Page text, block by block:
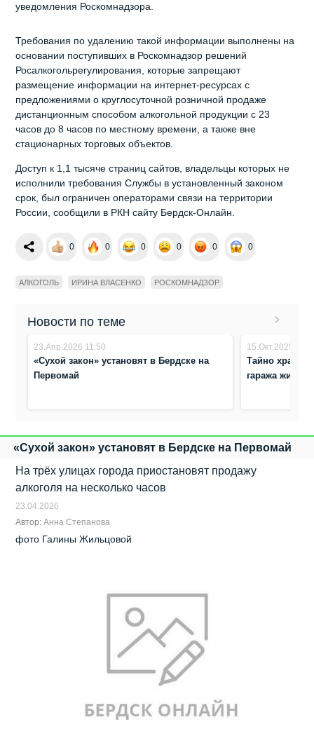
уведомления Роскомнадзора.
Требования по удалению такой информации выполнены на
основании поступивших в Роскомнадзор решений
Росалкогольрегулирования, которые запрещают
размещение информации на интернет-ресурсах с
предложениями о круглосуточной розничной продаже
дистанционным способом алкогольной продукции с 23
часов до 8 часов по местному времени, а также вне
стационарных торговых объектов.
Доступ к 1,1 тысяче страниц сайтов, владельцы которых не
исполнили требования Службы в установленный законом
срок, был ограничен операторами связи на территории
России, сообщили в РКН сайту Бердск-Онлайн.
0 0 0 0 0 0
АЛКОГОЛЬ ИРИНА ВЛАСЕНКО РОСКОМНАДЗОР
Новости по теме
23.Апр.2026 11:50
«Сухой закон» установят в Бердске на
Первомай
15.Окт.2025 9:21
Тайно хранил
гаража
«Сухой закон» установят в Бердске на Первомай
На трёх улицах города приостановят продажу
алкоголя на несколько часов
23.04.2026
Автор:Анна Степанова
фото Галины Жильцовой